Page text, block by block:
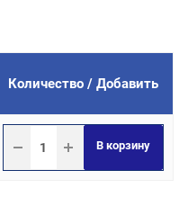
Количество / Добавить
В корзину